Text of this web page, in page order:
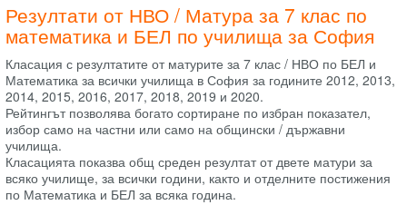
Резултати от НВО / Матура за 7 клас по
математика и БЕЛ по училища за София
Класация с резултатите от матурите за 7 клас / НВО по БЕЛ и
Математика за всички училища в София за годините 2012, 2013,
2014, 2015, 2016, 2017, 2018, 2019 и 2020.
Рейтингът позволява богато сортиране по избран показател,
избор само на частни или само на общински / държавни
училища.
Класацията показва общ среден резултат от двете матури за
всяко училище, за всички години, както и отделните постижения
по Математика и БЕЛ за всяка година.